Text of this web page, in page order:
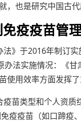
，也是研究中国古
疫疫苗管
》于2016年制订
法实施情况：《
使用效率方面发挥了
苗类型和个人资
疫疫苗（如口蹄疫